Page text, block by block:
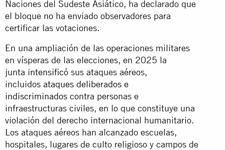
Naciones del Sudeste Asiático, ha declarado que
el bloque no ha enviado observadores para
certificar las votaciones.
En una ampliación de las operaciones militares
en vísperas de las elecciones, en 2025 la
junta intensificó sus ataques aéreos,
incluidos ataques deliberados e
indiscriminados contra personas e
infraestructuras civiles, en lo que constituye una
violación del derecho internacional humanitario.
Los ataques aéreos han alcanzado escuelas,
hospitales, lugares de culto religioso y campos de